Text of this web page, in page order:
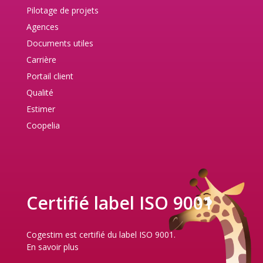
Pilotage de projets
Agences
Documents utiles
Carrière
Portail client
Qualité
Estimer
Coopelia
Certifié label ISO 9001
Cogestim est certifié du label ISO 9001.
En savoir plus